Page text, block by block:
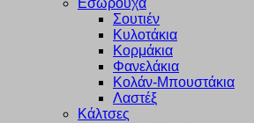
Εσώρουχα
Σουτιέν
Κυλοτάκια
Κορμάκια
Φανελάκια
Κολάν-Μπουστάκια
Λαστέξ
Κάλτσες